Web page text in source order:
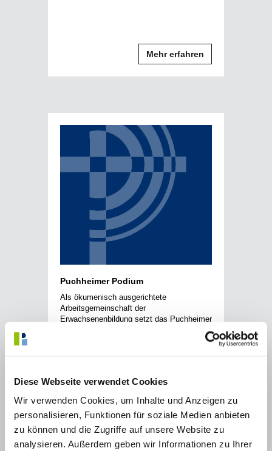
Diese Webseite verwendet Cookies
Wir verwenden Cookies, um Inhalte und Anzeigen zu
personalisieren, Funktionen für soziale Medien anbieten
zu können und die Zugriffe auf unsere Website zu
analysieren. Außerdem geben wir Informationen zu Ihrer
Mehr erfahren
Puchheimer Podium
Als ökumenisch ausgerichtete
Arbeitsgemeinschaft der
Erwachsenenbildung setzt das Puchheimer
Mehr erfahren